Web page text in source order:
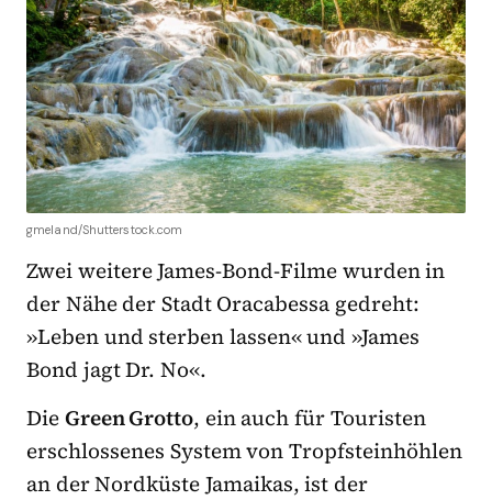
gmeland/Shutterstock.com
Zwei weitere James-Bond-Filme wurden in
der Nähe der Stadt Oracabessa gedreht:
»Leben und sterben lassen« und »James
Bond jagt Dr. No«.
DieGreen Grotto, ein auch für Touristen
erschlossenes System von Tropfsteinhöhlen
an der Nordküste Jamaikas, ist der